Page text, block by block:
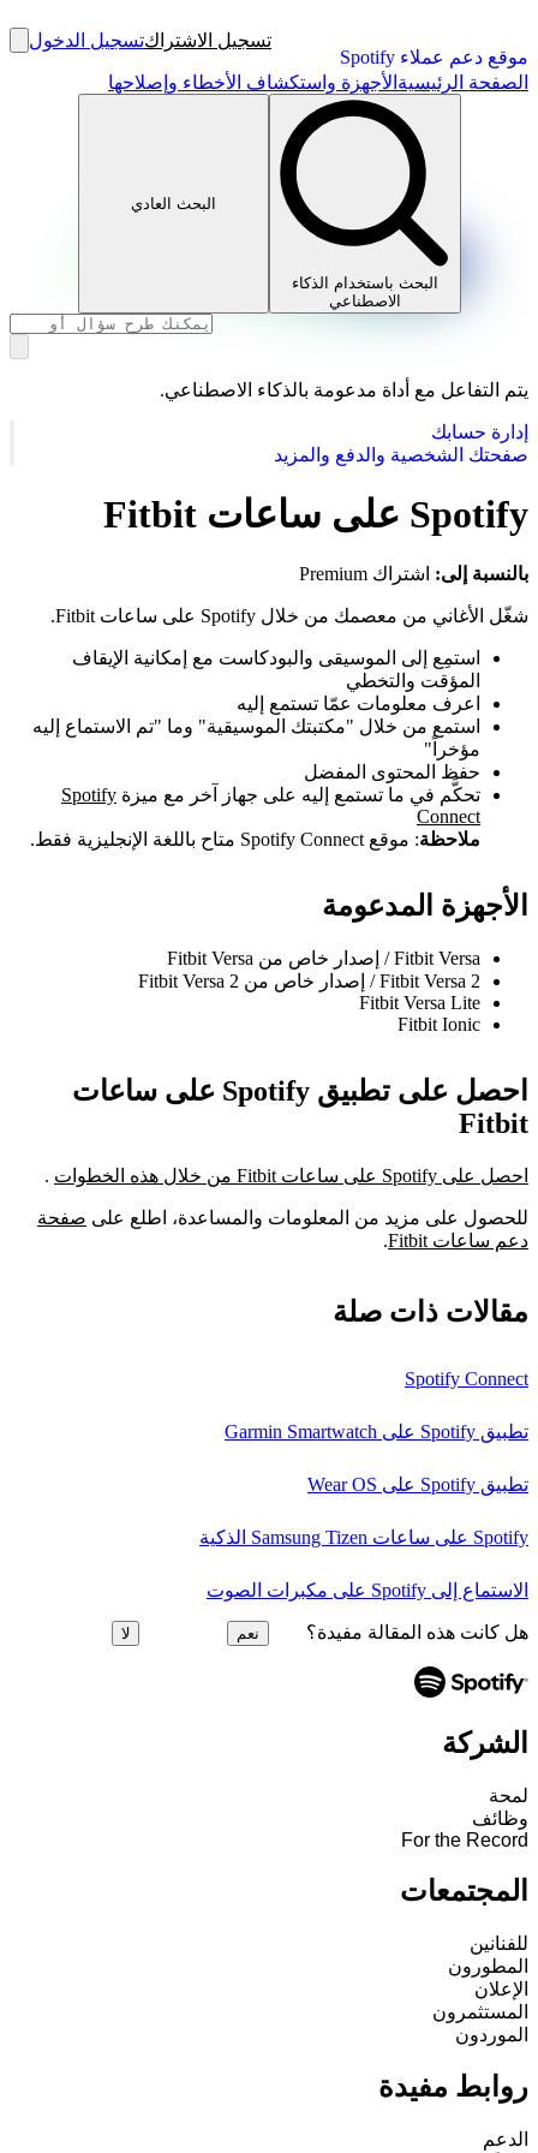
موقع دعم عملاء Spotify
تسجيل الاشتراكتسجيل الدخول
الصفحة الرئيسية الأجهزة واستكشاف الأخطاء وإصلاحها
البحث باستخدام الذكاء
الاصطناعي
البحث العادي
يتم التفاعل مع أداة مدعومة بالذكاء الاصطناعي.
إدارة حسابك
صفحتك الشخصية والدفع والمزيد
Spotify على ساعات Fitbit
بالنسبة إلى: اشتراك Premium
شغّل الأغاني من معصمك من خلال Spotify على ساعات Fitbit.
استمِع إلى الموسيقى والبودكاست مع إمكانية الإيقاف
المؤقت والتخطي
اعرف معلومات عمّا تستمع إليه
استمع من خلال "مكتبتك الموسيقية" وما "تم الاستماع إليه
مؤخراً"
حفظ المحتوى المفضل
تحكَّم في ما تستمع إليه على جهاز آخر مع ميزة Spotify
Connect
ملاحظة: موقع Spotify Connect متاح باللغة الإنجليزية فقط.
الأجهزة المدعومة
Fitbit Versa / إصدار خاص من Fitbit Versa
Fitbit Versa 2 / إصدار خاص من Fitbit Versa 2
Fitbit Versa Lite
Fitbit Ionic
احصل على تطبيق Spotify على ساعات
Fitbit
احصل على Spotify على ساعات Fitbit من خلال هذه الخطوات .
للحصول على مزيد من المعلومات والمساعدة، اطلع على صفحة
دعم ساعات Fitbit
.
مقالات ذات صلة
Spotify Connect
تطبيق Spotify على Garmin Smartwatch
تطبيق Spotify على Wear OS
Spotify على ساعات Samsung Tizen الذكية
الاستماع إلى Spotify على مكبرات الصوت
هل كانت هذه المقالة مفيدة؟ نعم لا
الشركة
لمحة
وظائف
For the Record
المجتمعات
للفنانين
المطورون
الإعلان
المستثمرون
الموردون
روابط مفيدة
الدعم